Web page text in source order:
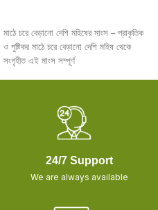
মাঠে চরে বেড়ানো দেশি মহিষের মাংস – প্রাকৃতিক
ও পুষ্টিকর মাঠে চরে বেড়ানো দেশি মহিষ থেকে
সংগৃহীত এই মাংস সম্পূর্ণ
24/7 Support
We are always available